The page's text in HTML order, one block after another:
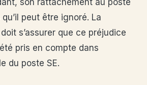
son rattachement au poste
peut être ignoré. La
s’assurer que ce préjudice
pris en compte dans
du poste SE.